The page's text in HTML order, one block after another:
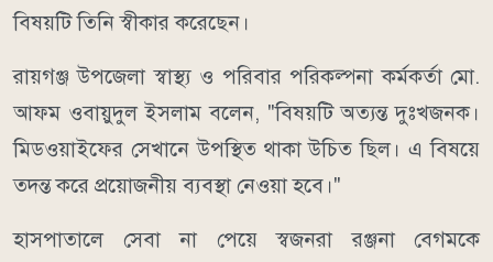
বিষয়টি তিনি স্বীকার করেছেন।
রায়গঞ্জ উপজেলা স্বাস্থ্য ও পরিবার পরিকল্পনা কর্মকর্তা মো.
আফম ওবায়ুদুল ইসলাম বলেন, "বিষয়টি অত্যন্ত দুঃখজনক।
মিডওয়াইফের সেখানে উপস্থিত থাকা উচিত ছিল। এ বিষয়ে
তদন্ত করে প্রয়োজনীয় ব্যবস্থা নেওয়া হবে।"
হাসপাতালে সেবা না পেয়ে স্বজনরা রঞ্জনা বেগমকে